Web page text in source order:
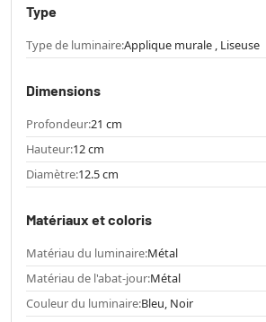
Type
Type de luminaire:Applique murale , Liseuse
Dimensions
Profondeur:21 cm
Hauteur:12 cm
Diamètre:12.5 cm
Matériaux et coloris
Matériau du luminaire:Métal
Matériau de l'abat-jour:Métal
Couleur du luminaire:Bleu, Noir